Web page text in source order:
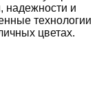
надежности и
технологии
цветах.